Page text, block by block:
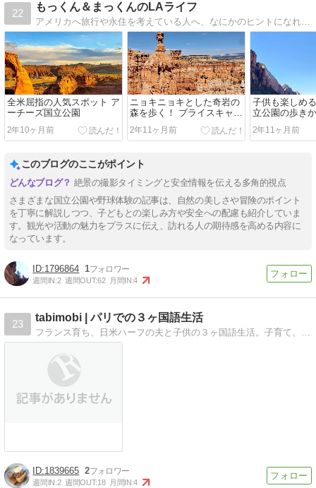
22
もっくん＆まっくんのLAライフ
アメリカへ旅行や永住を考えている人へ、なにかのヒントになればと思い始めました。食と旅行が大好き！ 日本への出張も多いので、各地で食べ歩いています。
全米屈指の人気スポット ア
ーチーズ国立公園
2年10ヶ月前
ニョキニョキとした奇岩の
森を歩く！ ブライスキャニ
オン国立公園
2年11ヶ月前
子供も楽しめ
立公園の歩き
2年11ヶ月前
このブログのここがポイント
絶景の撮影タイミングと安全情報を伝える多角的視点
さまざまな国立公園や野球体験の記事は、自然の美しさや冒険のポイント
を丁寧に解説しつつ、子どもとの楽しみ方や安全への配慮も紹介していま
す。観光や活動の魅力をプラスに伝え、訪れる人の期待感を高める内容に
なっています。
1796864 1
週間IN:2 週間OUT:62 月間IN:4
23
tabimobi | パリでの３ヶ国語生活
フランス育ち、日米ハーフの夫と子供の３ヶ国語生活。子育て、レシピ、旅行記を綴ってます。
1839665 2
週間IN:2 週間OUT:18 月間IN:4